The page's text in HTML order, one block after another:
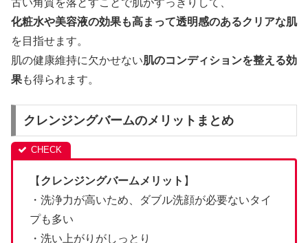
化粧水や美容液の効果も高まって透明感のあるクリアな肌
を目指せます。
肌の健康維持に欠かせない肌のコンディションを整える効
果も得られます。
クレンジングバームのメリットまとめ
【 クレンジングバームメリット 】
・洗浄力が高いため、ダブル洗顔が必要ないタイ
プも多い
・洗い上がりがしっとり